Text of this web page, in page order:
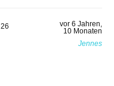
26
vor 6 Jahren,
10 Monaten
Jennes